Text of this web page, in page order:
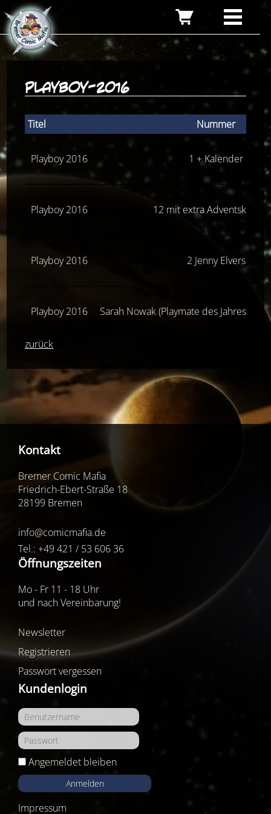
playboy-2016
Titel Nummer
Playboy 2016 1 + Kalender
Playboy 2016 12 mit extra
Playboy 2016 2 Jenny Elvers
Playboy 2016 Sarah Nowak (Playmate des Jahres
zurück
Kontakt
Bremer Comic Mafia
Friedrich-Ebert-Straße 18
28199 Bremen
info@comicmafia.de
Tel.: +49 421 / 53 606 36
Öffnungszeiten
Mo - Fr 11 - 18 Uhr
und nach Vereinbarung!
Newsletter
Registrieren
Passwort vergessen
Kundenlogin
Angemeldet bleiben
Anmelden
Impressum